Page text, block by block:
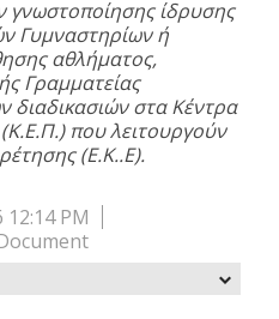
γνωστοποίησης ίδρυσης
Γυμναστηρίων ή
αθλήματος,
Γραμματείας
διαδικασιών στα Κέντρα
που λειτουργούν
(Ε.Κ..Ε).
PM